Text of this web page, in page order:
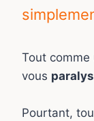
Tout comme
vous
Pourtant,